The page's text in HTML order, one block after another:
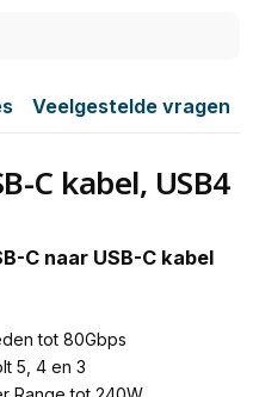
Veelgestelde vragen
C kabel, USB4
C naar USB-C kabel
tot 80Gbps
5, 4 en 3